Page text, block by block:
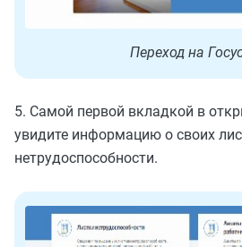
Переход на
5. Самой первой вкладкой в
увидите информацию о своих
нетрудоспособности.